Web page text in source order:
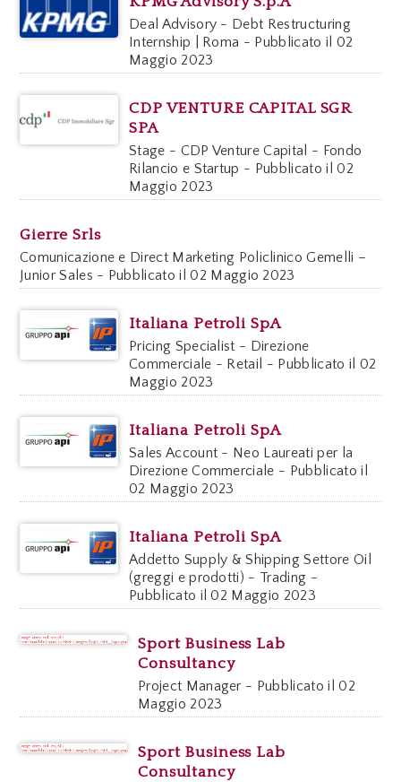
Deal Advisory - Debt Restructuring
Internship | Roma - Pubblicato il 02
Maggio 2023
CDP VENTURE CAPITAL SGR
SPA
Stage - CDP Venture Capital - Fondo
Rilancio e Startup - Pubblicato il 02
Maggio 2023
Gierre Srls
Comunicazione e Direct Marketing Policlinico Gemelli –
Junior Sales - Pubblicato il 02 Maggio 2023
Italiana Petroli SpA
Pricing Specialist - Direzione
Commerciale - Retail - Pubblicato il 02
Maggio 2023
Italiana Petroli SpA
Sales Account - Neo Laureati per la
Direzione Commerciale - Pubblicato il
02 Maggio 2023
Italiana Petroli SpA
Addetto Supply & Shipping Settore Oil
(greggi e prodotti) - Trading -
Pubblicato il 02 Maggio 2023
Sport Business Lab
Consultancy
Project Manager - Pubblicato il 02
Maggio 2023
Sport Business Lab
Consultancy